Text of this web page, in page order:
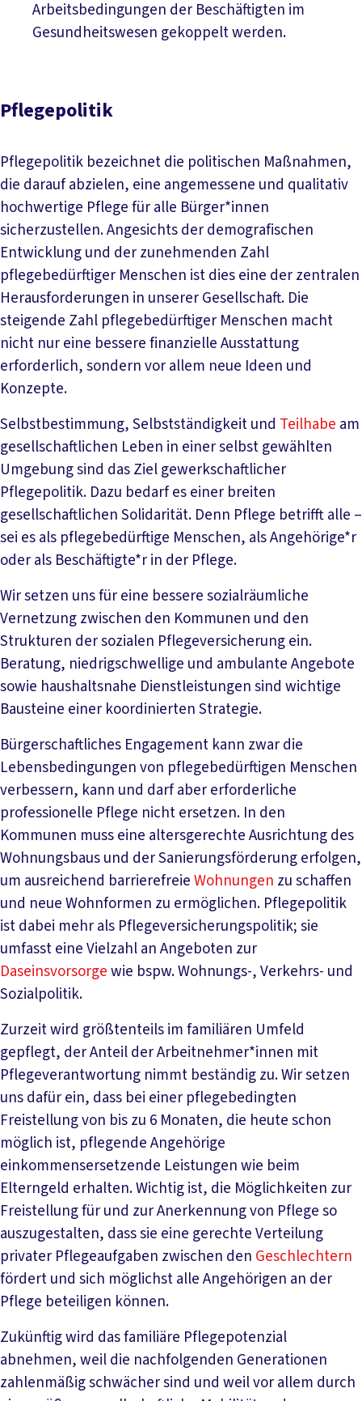
Arbeitsbedingungen der Beschäftigten im
Gesundheitswesen gekoppelt werden.
Pflegepolitik
Pflegepolitik bezeichnet die politischen Maßnahmen,
die darauf abzielen, eine angemessene und qualitativ
hochwertige Pflege für alle Bürger*innen
sicherzustellen. Angesichts der demografischen
Entwicklung und der zunehmenden Zahl
pflegebedürftiger Menschen ist dies eine der zentralen
Herausforderungen in unserer Gesellschaft. Die
steigende Zahl pflegebedürftiger Menschen macht
nicht nur eine bessere finanzielle Ausstattung
erforderlich, sondern vor allem neue Ideen und
Konzepte.
Selbstbestimmung, Selbstständigkeit und Teilhabe am
gesellschaftlichen Leben in einer selbst gewählten
Umgebung sind das Ziel gewerkschaftlicher
Pflegepolitik. Dazu bedarf es einer breiten
gesellschaftlichen Solidarität. Denn Pflege betrifft alle –
sei es als pflegebedürftige Menschen, als Angehörige*r
oder als Beschäftigte*r in der Pflege.
Wir setzen uns für eine bessere sozialräumliche
Vernetzung zwischen den Kommunen und den
Strukturen der sozialen Pflegeversicherung ein.
Beratung, niedrigschwellige und ambulante Angebote
sowie haushaltsnahe Dienstleistungen sind wichtige
Bausteine einer koordinierten Strategie.
Bürgerschaftliches Engagement kann zwar die
Lebensbedingungen von pflegebedürftigen Menschen
verbessern, kann und darf aber erforderliche
professionelle Pflege nicht ersetzen. In den
Kommunen muss eine altersgerechte Ausrichtung des
Wohnungsbaus und der Sanierungsförderung erfolgen,
um ausreichend barrierefreieWohnungen zu schaffen
und neue Wohnformen zu ermöglichen. Pflegepolitik
ist dabei mehr als Pflegeversicherungspolitik; sie
umfasst eine Vielzahl an Angeboten zur
Daseinsvorsorgewie bspw. Wohnungs-, Verkehrs- und
Sozialpolitik.
Zurzeit wird größtenteils im familiären Umfeld
gepflegt, der Anteil der Arbeitnehmer*innen mit
Pflegeverantwortung nimmt beständig zu. Wir setzen
uns dafür ein, dass bei einer pflegebedingten
Freistellung von bis zu 6 Monaten, die heute schon
möglich ist, pflegende Angehörige
einkommensersetzende Leistungen wie beim
Elterngeld erhalten. Wichtig ist, die Möglichkeiten zur
Freistellung für und zur Anerkennung von Pflege so
auszugestalten, dass sie eine gerechte Verteilung
privater Pflegeaufgaben zwischen den Geschlechtern
fördert und sich möglichst alle Angehörigen an der
Pflege beteiligen können.
Zukünftig wird das familiäre Pflegepotenzial
abnehmen, weil die nachfolgenden Generationen
zahlenmäßig schwächer sind und weil vor allem durch